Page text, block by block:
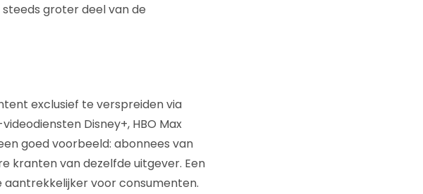
groter deel van de
exclusief te verspreiden via
Disney+, HBO Max
goed voorbeeld: abonnees van
kranten van dezelfde uitgever. Een
voor consumenten.